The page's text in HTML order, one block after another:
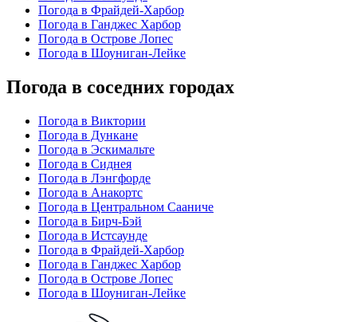
Погода в Фрайдей-Харбор
Погода в Ганджес Харбор
Погода в Острове Лопес
Погода в Шоуниган-Лейке
Погода в соседних городах
Погода в Виктории
Погода в Дункане
Погода в Эскимальте
Погода в Сиднея
Погода в Лэнгфорде
Погода в Анакортс
Погода в Центральном Сааниче
Погода в Бирч-Бэй
Погода в Истсаунде
Погода в Фрайдей-Харбор
Погода в Ганджес Харбор
Погода в Острове Лопес
Погода в Шоуниган-Лейке